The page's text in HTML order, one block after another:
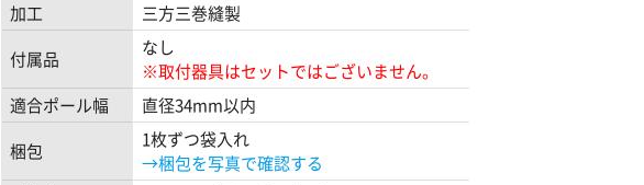
加工
三方三巻縫製
付属品
なし
※取付器具はセットではございません。
適合ポール幅
直径34mm以内
梱包
1枚ずつ袋入れ
→梱包を写真で確認する